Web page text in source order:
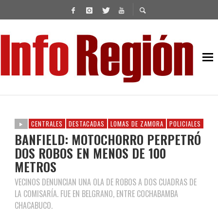
CENTRALES DESTACADAS LOMAS DE ZAMORA POLICIALES
BANFIELD: MOTOCHORRO PERPETRÓ
DOS ROBOS EN MENOS DE 100
METROS
VECINOS DENUNCIAN UNA OLA DE ROBOS A DOS CUADRAS DE
LA COMISARÍA. FUE EN BELGRANO, ENTRE COCHABAMBA
CHACABUCO.